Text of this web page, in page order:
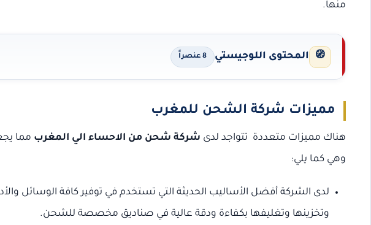
منها.
🧭 المحتوى اللوجيستي 8 عنصراً
مميزات شركة الشحن للمغرب
هناك مميزات متعددة تتواجد لدى شركة شحن من الاحساء الي المغرب مما
وهي كما يلي:
لدى الشركة أفضل الأساليب الحديثة التي تستخدم في توفير كافة الوسائل
وتخزينها وتغليفها بكفاءة ودقة عالية في صناديق مخصصة للشحن.